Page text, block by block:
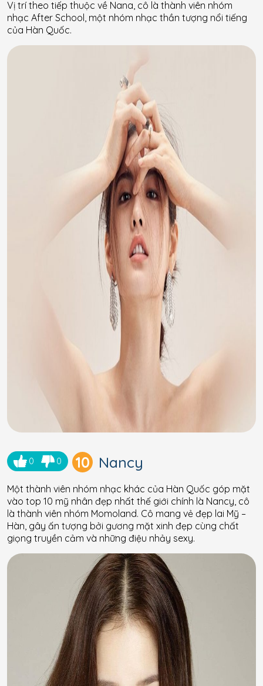
Vị trí theo tiếp thuộc về Nana, cô là thành viên nhóm
nhạc After School, một nhóm nhạc thần tượng nổi tiếng
của Hàn Quốc.
0 0 10 Nancy
Một thành viên nhóm nhạc khác của Hàn Quốc góp mặt
vào top 10 mỹ nhân đẹp nhất thế giới chính là Nancy, cô
là thành viên nhóm Momoland. Cô mang vẻ đẹp lai Mỹ –
Hàn, gây ấn tượng bởi gương mặt xinh đẹp cùng chất
giọng truyền cảm và những điệu nhảy sexy.